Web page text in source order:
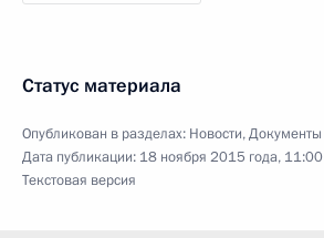
Статус материала
Опубликован в разделах: Новости,Документы
Дата публикации: 18 ноября 2015 года, 11:00
Текстовая версия